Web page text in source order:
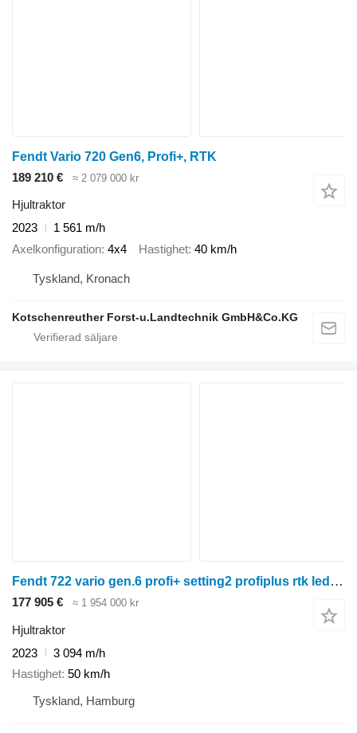
Fendt Vario 720 Gen6, Profi+, RTK
189 210 €
≈ 2 079 000 kr
Hjultraktor
2023
1 561 m/h
Axelkonfiguration 4x4 Hastighet 40 km/h
Tyskland, Kronach
Kotschenreuther Forst-u.Landtechnik GmbH&Co.KG
Fendt 722 vario gen.6 profi+ setting2 profiplus rtk led evolution (724
177 905 € ≈ 1 954 000 kr
Hjultraktor
2023
3 094 m/h
Hastighet 50 km/h
Tyskland, Hamburg